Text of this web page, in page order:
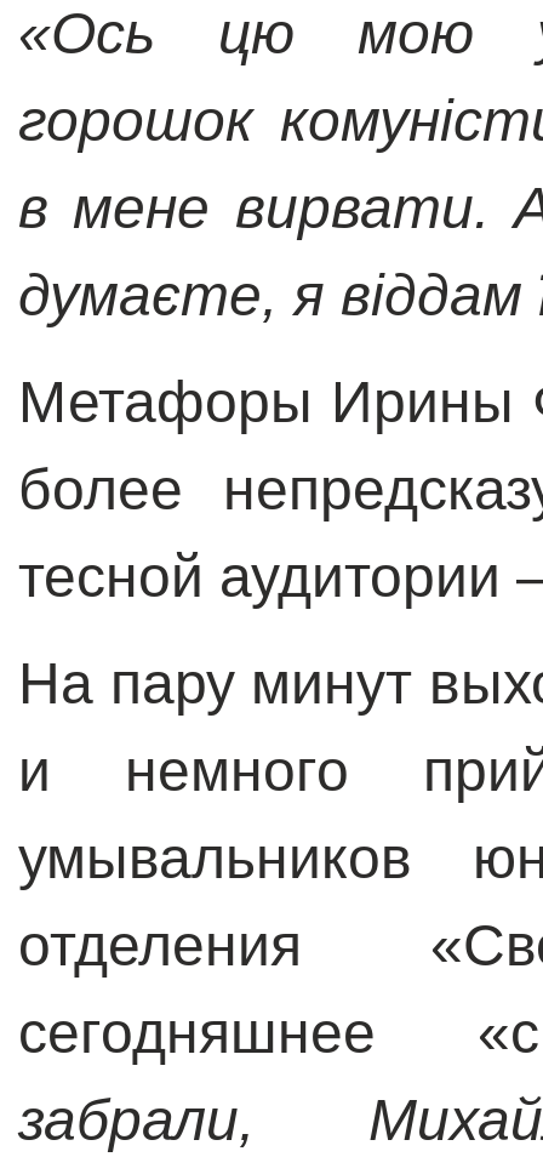
«Ось цю мою
горошок
в мене вирвати.
думаєте, я віддам
Метафоры Ирины
более
тесной
На пару минут
и немного
умывальников
отделения
сегодняшнее
забрали,